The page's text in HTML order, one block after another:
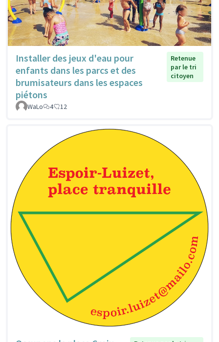
Installer des jeux d'eau pour
enfants dans les parcs et des
brumisateurs dans les espaces
piétons
Retenue
par le tri
citoyen
WaLo 4 12